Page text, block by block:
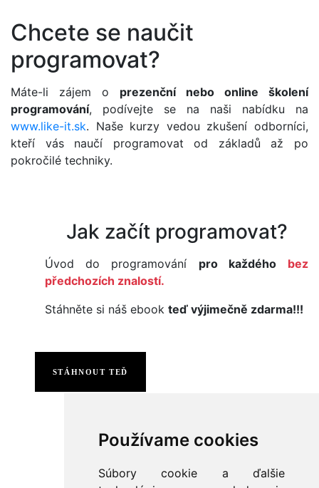
Používame cookies
Súbory cookie a ďalšie
Chcete se naučit
programovat?
Máte-li zájem o prezenční nebo online školení
programování, podívejte se na naši nabídku na
www.like-it.sk. Naše kurzy vedou zkušení odborníci,
kteří vás naučí programovat od základů až po
pokročilé techniky.
Jak začít programovat?
Úvod do programování pro každého
bez
předchozích znalostí.
Stáhněte si náš ebook teď výjimečně zdarma!!!
STÁHNOUT TEĎ